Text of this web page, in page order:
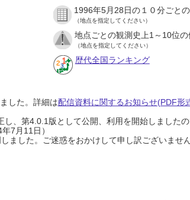
1996年5月28日の１０分ごと
（地点を指定してください）
地点ごとの観測史上1～10位の
（地点を指定してください）
歴代全国ランキング
した。詳細は配信資料に関するお知らせ(PDF形
、第4.0.1版として公開、利用を開始しました
7月11日）
ました。ご迷惑をおかけして申し訳ございませ